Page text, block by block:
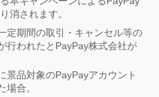
消されます。
定期間の取引・キャンセル等の
行われたとPayPay株式会社が
景品対象のPayPayアカウント
場合。